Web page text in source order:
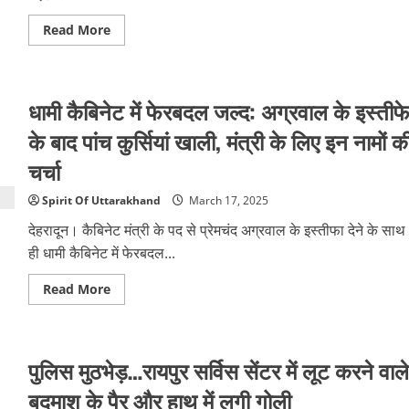
कर
रो
पड़े
Read MoreRead
more
गुटों
के
खूनी
झड़प,
से
एक
युवक
की
मौत…
फायरिंग
में
दूसरे
की
हालत
धामी कैबिनेट में फेरबदल जल्द: अग्रवाल के इस्तीफे
के बाद पांच कुर्सियां खाली, मंत्री के लिए इन नामों
चर्चा
Spirit Of Uttarakhand March 17, 2025
देहरादून। कैबिनेट मंत्री के पद से प्रेमचंद अग्रवाल के इस्तीफा देने के साथ
ही धामी कैबिनेट में फेरबदल...
Read MoreRead
more
फेरबदल
जल्द:
अग्रवाल
के
पुलिस मुठभेड़…रायपुर सर्विस सेंटर में लूट करने वाले
बदमाश के पैर और हाथ में लगी गोली